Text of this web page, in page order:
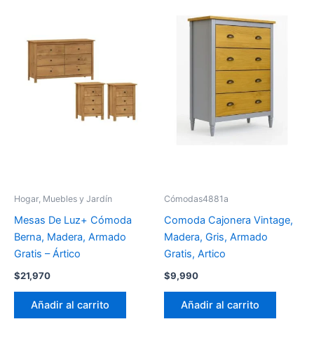
Hogar, Muebles y Jardín
Mesas De Luz+ Cómoda
Berna, Madera, Armado
Gratis – Ártico
$21,970
Añadir al carrito
Cómodas4881a
Comoda Cajonera Vintage,
Madera, Gris, Armado
Gratis, Artico
$9,990
Añadir al carrito